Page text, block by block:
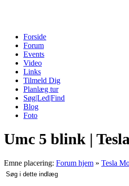
Forside
Forum
Events
Video
Links
Tilmeld Dig
Planlæg tur
Søg|Led|Find
Blog
Foto
Umc 5 blink |
Emne placering: Forum hjem » Tesla